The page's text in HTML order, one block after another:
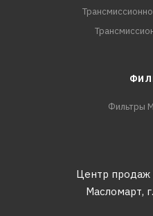
Фильтры
Центр продаж
Масломарт,